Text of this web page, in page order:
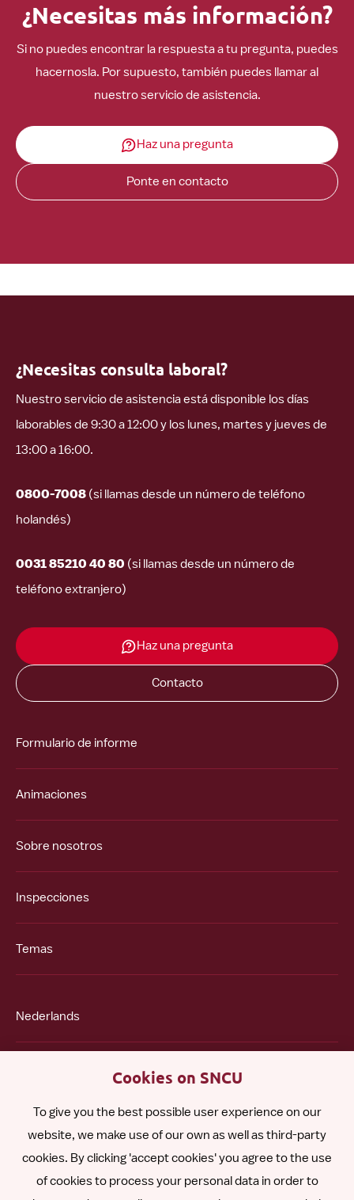
¿Necesitas más información?
Si no puedes encontrar la respuesta a tu pregunta, puedes
hacernosla. Por supuesto, también puedes llamar al
nuestro servicio de asistencia.
Haz una pregunta
Ponte en contacto
¿Necesitas consulta laboral?
Nuestro servicio de asistencia está disponible los días
laborables de 9:30 a 12:00 y los lunes, martes y jueves de
13:00 a 16:00.
0800-7008 (si llamas desde un número de teléfono
holandés)
0031 85210 40 80 (si llamas desde un número de
teléfono extranjero)
Haz una pregunta
Contacto
Formulario de informe
Animaciones
Sobre nosotros
Inspecciones
Temas
Nederlands
Polski
Cookies on SNCU
To give you the best possible user experience on our
website, we make use of our own as well as third-party
cookies. By clicking 'accept cookies' you agree to the use
of cookies to process your personal data in order to